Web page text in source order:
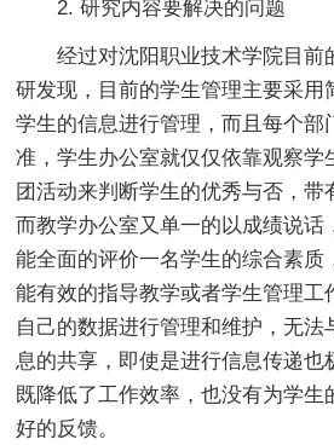
2. 研究内容要解决的问题
经过对沈阳职业技术学院目前
研发现，目前的学生管理主要采用
学生的信息进行管理，而且每个部
准，学生办公室就仅仅依靠观察学
团活动来判断学生的优秀与否，带
而教学办公室又单一的以成绩说话
能全面的评价一名学生的综合素质
能有效的指导教学或者学生管理工
自己的数据进行管理和维护，无法
息的共享，即使是进行信息传递也
既降低了工作效率，也没有为学生
好的反馈。